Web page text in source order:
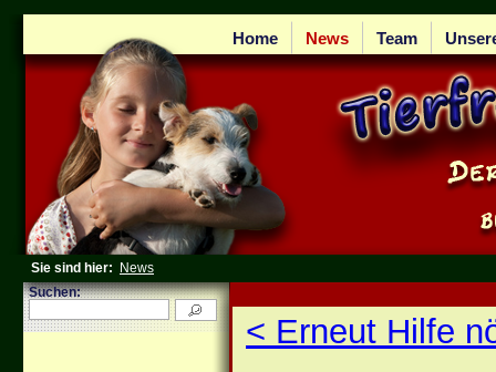
Home News Team
Sie sind hier:
News
Suchen:
< Erneut Hilfe